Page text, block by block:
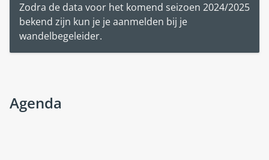
Zodra de data voor het komend seizoen 2024/2025
bekend zijn kun je je aanmelden bij je
wandelbegeleider.
Agenda